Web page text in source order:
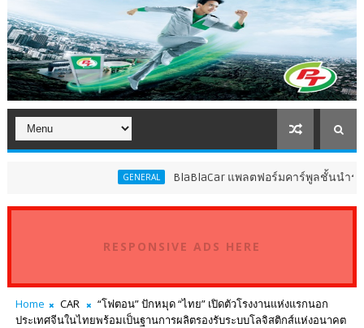
BlaBlaCar แพลตฟอร์มคาร์พูลชั้นนำระดับโลก ปร
RESPONSIVE ADS HERE
Home CAR
“โฟตอน” ปักหมุด “ไทย” เปิดตัวโรงงานแห่งแรกนอก
ประเทศจีนในไทยพร้อมเป็นฐานการผลิตรองรับระบบโลจิสติกส์แห่งอนาคต